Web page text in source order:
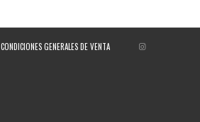
CONDICIONES GENERALES DE VENTA